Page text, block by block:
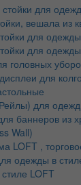
для
вешала из
для
для
головных
для
для
баннеров из
Wall)
LOFT ,
одежды в
LOFT